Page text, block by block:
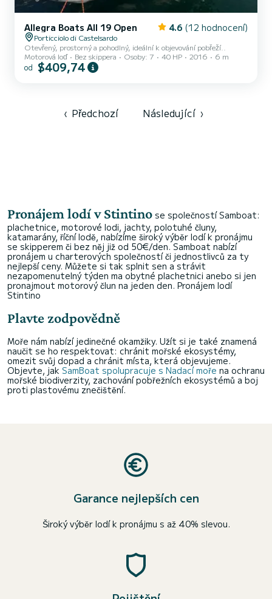
Allegra Boats All 19 Open 4.6 (12 hodnocení)
Porticciolo di Castelsardo
Otevřený, prostorný a pohodlný, ideální k objevování pobřeží..
Motorová loď
Bez skippera Osoby: 7 40 HP 2016 6 m
od $409,74
‹ Předchozí Následující ›
Pronájem lodí v Stintino se společností Samboat:
plachetnice, motorové lodi, jachty, polotuhé čluny,
katamarány, říční lodě, nabízíme široký výběr lodí k pronájmu
se skipperem či bez něj již od 50€/den. Samboat nabízí
pronájem u charterových společností či jednostlivců za ty
nejlepší ceny. Můžete si tak splnit sen a strávit
nezapomenutelný týden ma obytné plachetnici anebo si jen
pronajmout motorový člun na jeden den. Pronájem lodí
Stintino
Plavte zodpovědně
Moře nám nabízí jedinečné okamžiky. Užít si je také znamená
naučit se ho respektovat: chránit mořské ekosystémy,
omezit svůj dopad a chránit místa, která objevujeme.
Objevte, jak SamBoat spolupracuje s Nadací moře na ochranu
mořské biodiverzity, zachování pobřežních ekosystémů a boj
proti plastovému znečištění.
Garance nejlepších cen
Široký výběr lodí k pronájmu s až 40% slevou.